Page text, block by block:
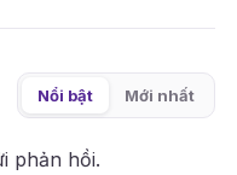
Nổi bật Mới nhất
phản hồi.